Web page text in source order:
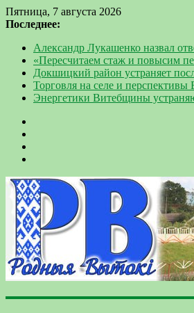
Пятница, 7 августа 2026
Последнее:
Александр Лукашенко назвал
«Пересчитаем стаж и повысим
Докшицкий район устраняет
Торговля на селе и
Энергетики Витебщины